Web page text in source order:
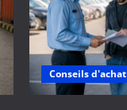
Conseils d'achat